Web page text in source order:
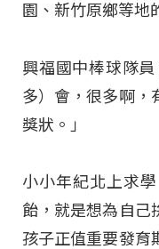
園、新竹原鄉等地
興福國中棒球隊
多）會，很多啊，
獎狀。」
小小年紀北上求
飴，就是想為自己
孩子正值重要發育